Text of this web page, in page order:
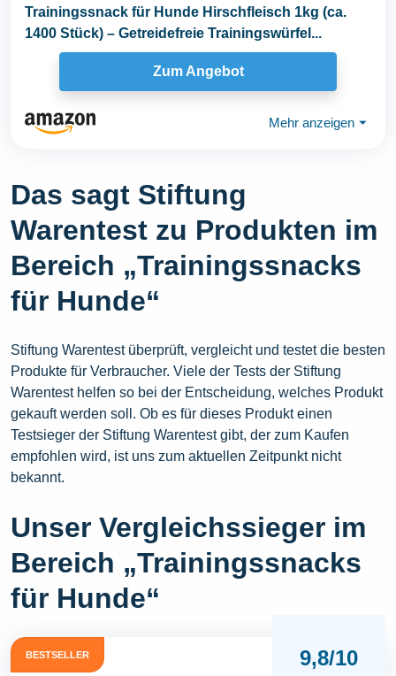
Trainingssnack für Hunde Hirschfleisch 1kg (ca.
1400 Stück) – Getreidefreie Trainingswürfel...
Zum Angebot
Mehr anzeigen ⏷
Das sagt Stiftung
Warentest zu Produkten im
Bereich „Trainingssnacks
für Hunde“
Stiftung Warentest überprüft, vergleicht und testet die besten
Produkte für Verbraucher. Viele der Tests der Stiftung
Warentest helfen so bei der Entscheidung, welches Produkt
gekauft werden soll. Ob es für dieses Produkt einen
Testsieger der Stiftung Warentest gibt, der zum Kaufen
empfohlen wird, ist uns zum aktuellen Zeitpunkt nicht
bekannt.
Unser Vergleichssieger im
Bereich „Trainingssnacks
für Hunde“
BESTSELLER 9,8/10